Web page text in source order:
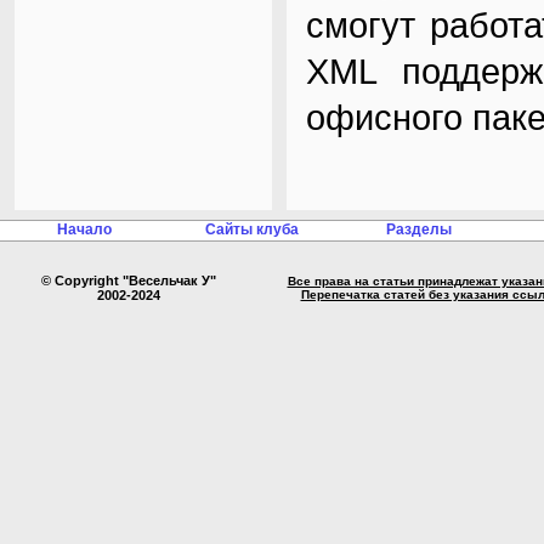
смогут
XML
офисного
Начало Сайты клуба Разделы
© Copyright "Весельчак У"
2002-2024
Все права на статьи принадлежат
Перепечатка статей без указания